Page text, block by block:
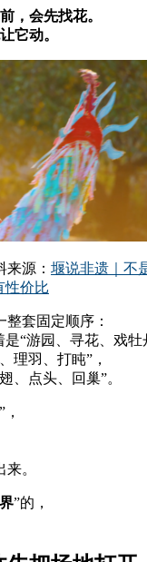
，会先找花。
它动。
源： 堰说非遗｜不
性价比
套固定顺序：
“游园、寻花、戏牡
理羽、打盹”，
、点头、回巢”。
。
”的，